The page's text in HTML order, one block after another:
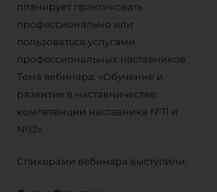
планирует практиковать
профессионально или
пользоваться услугами
профессиональных наставников.
Тема вебинара: «Обучение и
развитие в наставничестве:
компетенции наставника №11 и
№12».
Спикерами вебинара выступили: